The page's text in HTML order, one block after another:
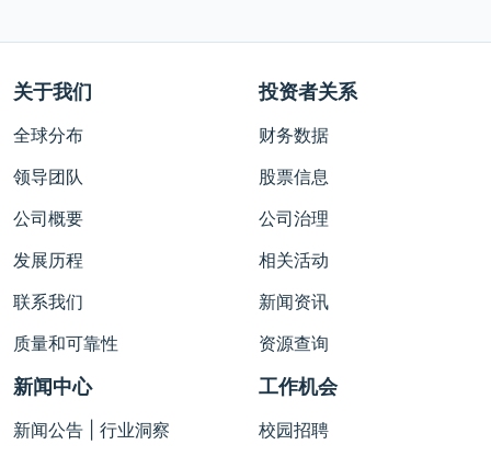
关于我们
全球分布
领导团队
公司概要
发展历程
联系我们
质量和可靠性
投资者关系
财务数据
股票信息
公司治理
相关活动
新闻资讯
资源查询
新闻中心
新闻公告 | 行业洞察
工作机会
校园招聘